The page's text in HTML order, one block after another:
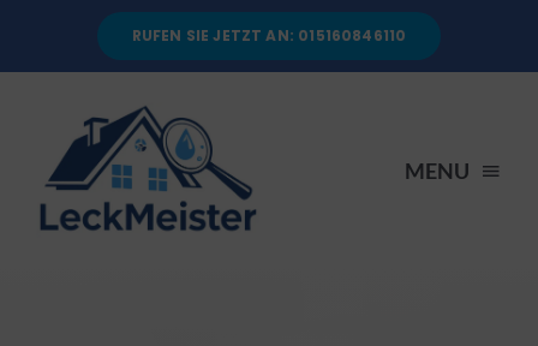
RUFEN SIE JETZT AN: 015160846110
MENU